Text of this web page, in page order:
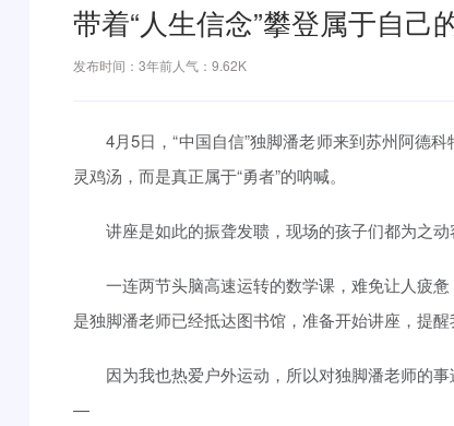
带着“人生信念”攀登属于自己
发布时间：3年前人气：9.62K
4月5日，“中国自信”独脚潘老师来到苏州阿德
灵鸡汤，而是真正属于“勇者”的呐喊。
讲座是如此的振聋发聩，现场的孩子们都为之
一连两节头脑高速运转的数学课，难免让人疲
是独脚潘老师已经抵达图书馆，准备开始讲座，提
因为我也热爱户外运动，所以对独脚潘老师的
—